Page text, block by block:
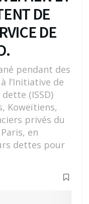
DE
DE
pendant des
l’Initiative de
(ISSD)
Koweïtiens,
privés du
en
dettes pour